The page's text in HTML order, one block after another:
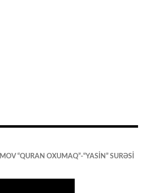
“QURAN OXUMAQ”-“YASİN” SURƏSİ